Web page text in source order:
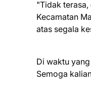
"Tidak terasa,
Kecamatan
atas segala
Di waktu
Semoga